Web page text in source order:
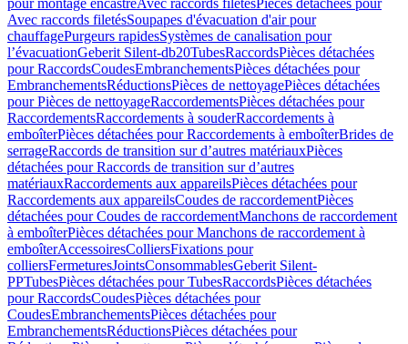
pour montage encastréAvec raccords filetésPièces détachées pour
Avec raccords filetésSoupapes d'évacuation d'air pour
chauffagePurgeurs rapidesSystèmes de canalisation pour
l’évacuationGeberit Silent-db20TubesRaccordsPièces détachées
pour RaccordsCoudesEmbranchementsPièces détachées pour
EmbranchementsRéductionsPièces de nettoyagePièces détachées
pour Pièces de nettoyageRaccordementsPièces détachées pour
RaccordementsRaccordements à souderRaccordements à
emboîterPièces détachées pour Raccordements à emboîterBrides de
serrageRaccords de transition sur d’autres matériauxPièces
détachées pour Raccords de transition sur d’autres
matériauxRaccordements aux appareilsPièces détachées pour
Raccordements aux appareilsCoudes de raccordementPièces
détachées pour Coudes de raccordementManchons de raccordement
à emboîterPièces détachées pour Manchons de raccordement à
emboîterAccessoiresColliersFixations pour
colliersFermeturesJointsConsommablesGeberit Silent-
PPTubesPièces détachées pour TubesRaccordsPièces détachées
pour RaccordsCoudesPièces détachées pour
CoudesEmbranchementsPièces détachées pour
EmbranchementsRéductionsPièces détachées pour